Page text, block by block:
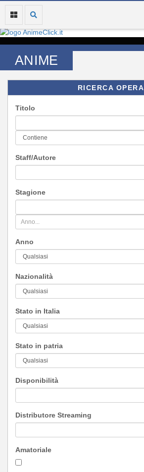
ANIME
RICERCA OPERA
Titolo
Staff/Autore
Stagione
Anno
Nazionalità
Stato in Italia
Stato in patria
Disponibilità
Distributore Streaming
Amatoriale